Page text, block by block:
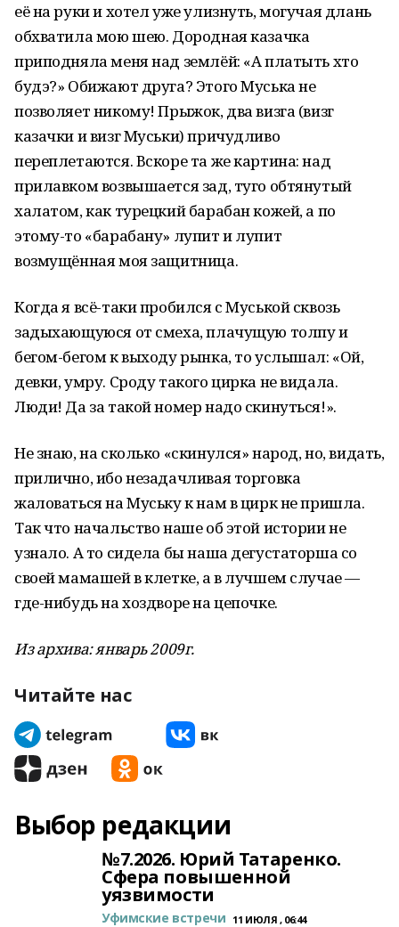
её на руки и хотел уже улизнуть, могучая длань
обхватила мою шею. Дородная казачка
приподняла меня над землёй: «А платыть хто
будэ?» Обижают друга? Этого Муська не
позволяет никому! Прыжок, два визга (визг
казачки и визг Муськи) причудливо
переплетаются. Вскоре та же картина: над
прилавком возвышается зад, туго обтянутый
халатом, как турецкий барабан кожей, а по
этому-то «барабану» лупит и лупит
возмущённая моя защитница.
Когда я всё-таки пробился с Муськой сквозь
задыхающуюся от смеха, плачущую толпу и
бегом-бегом к выходу рынка, то услышал: «Ой,
девки, умру. Сроду такого цирка не видала.
Люди! Да за такой номер надо скинуться!».
Не знаю, на сколько «скинулся» народ, но, видать,
прилично, ибо незадачливая торговка
жаловаться на Муську к нам в цирк не пришла.
Так что начальство наше об этой истории не
узнало. А то сидела бы наша дегустаторша со
своей мамашей в клетке, а в лучшем случае —
где-нибудь на хоздворе на цепочке.
Из архива: январь 2009г.
Читайте нас
Выбор редакции
№7.2026. Юрий Татаренко.
Сфера повышенной
уязвимости
Уфимские встречи 11 ИЮЛЯ , 06:44